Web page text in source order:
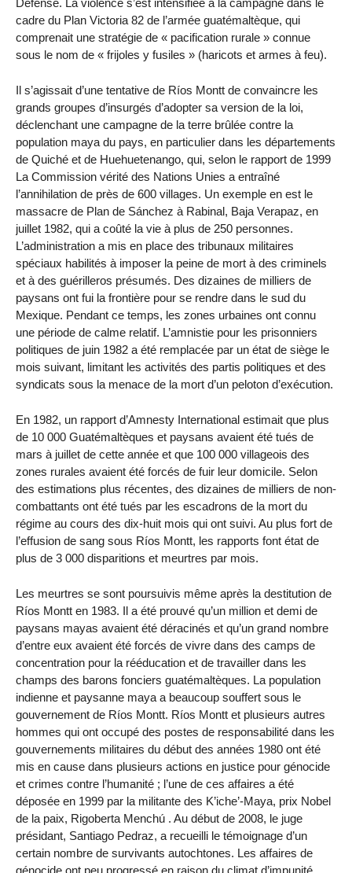
Défense. La violence s’est intensifiée à la campagne dans le
cadre du Plan Victoria 82 de l’armée guatémaltèque, qui
comprenait une stratégie de « pacification rurale » connue
sous le nom de « frijoles y fusiles » (haricots et armes à feu).
Il s’agissait d’une tentative de Ríos Montt de convaincre les
grands groupes d’insurgés d’adopter sa version de la loi,
déclenchant une campagne de la terre brûlée contre la
population maya du pays, en particulier dans les départements
de Quiché et de Huehuetenango, qui, selon le rapport de 1999
La Commission vérité des Nations Unies a entraîné
l’annihilation de près de 600 villages. Un exemple en est le
massacre de Plan de Sánchez à Rabinal, Baja Verapaz, en
juillet 1982, qui a coûté la vie à plus de 250 personnes.
L’administration a mis en place des tribunaux militaires
spéciaux habilités à imposer la peine de mort à des criminels
et à des guérilleros présumés. Des dizaines de milliers de
paysans ont fui la frontière pour se rendre dans le sud du
Mexique. Pendant ce temps, les zones urbaines ont connu
une période de calme relatif. L’amnistie pour les prisonniers
politiques de juin 1982 a été remplacée par un état de siège le
mois suivant, limitant les activités des partis politiques et des
syndicats sous la menace de la mort d’un peloton d’exécution.
En 1982, un rapport d’Amnesty International estimait que plus
de 10 000 Guatémaltèques et paysans avaient été tués de
mars à juillet de cette année et que 100 000 villageois des
zones rurales avaient été forcés de fuir leur domicile. Selon
des estimations plus récentes, des dizaines de milliers de non-
combattants ont été tués par les escadrons de la mort du
régime au cours des dix-huit mois qui ont suivi. Au plus fort de
l’effusion de sang sous Ríos Montt, les rapports font état de
plus de 3 000 disparitions et meurtres par mois.
Les meurtres se sont poursuivis même après la destitution de
Ríos Montt en 1983. Il a été prouvé qu’un million et demi de
paysans mayas avaient été déracinés et qu’un grand nombre
d’entre eux avaient été forcés de vivre dans des camps de
concentration pour la rééducation et de travailler dans les
champs des barons fonciers guatémaltèques. La population
indienne et paysanne maya a beaucoup souffert sous le
gouvernement de Ríos Montt. Ríos Montt et plusieurs autres
hommes qui ont occupé des postes de responsabilité dans les
gouvernements militaires du début des années 1980 ont été
mis en cause dans plusieurs actions en justice pour génocide
et crimes contre l’humanité ; l’une de ces affaires a été
déposée en 1999 par la militante des K’iche’-Maya, prix Nobel
de la paix, Rigoberta Menchú . Au début de 2008, le juge
présidant, Santiago Pedraz, a recueilli le témoignage d’un
certain nombre de survivants autochtones. Les affaires de
génocide ont peu progressé en raison du climat d’impunité